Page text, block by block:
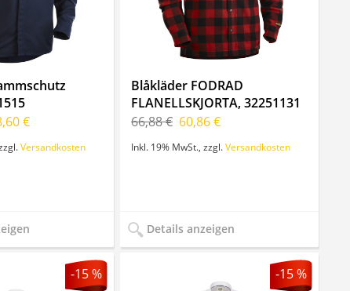
€
Versandkosten
Blåkläder FODRAD
FLANELLSKJORTA, 32251131
66,88 € 60,86 €
Inkl. 19% MwSt. zzgl. Versandkosten
Details anzeigen
-15 % -15 %